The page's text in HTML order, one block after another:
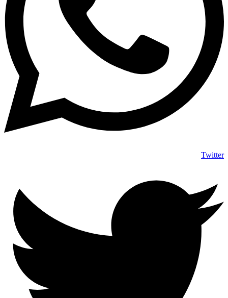
Twitter